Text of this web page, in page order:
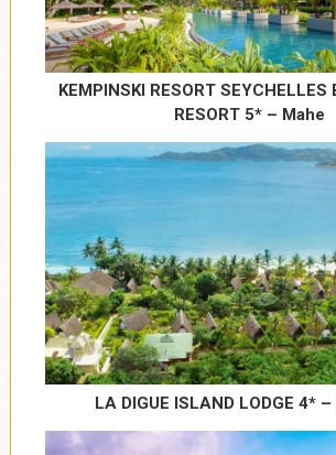
KEMPINSKI RESORT SEYCHELLES
RESORT 5* – Mahe
LA DIGUE ISLAND LODGE 4*